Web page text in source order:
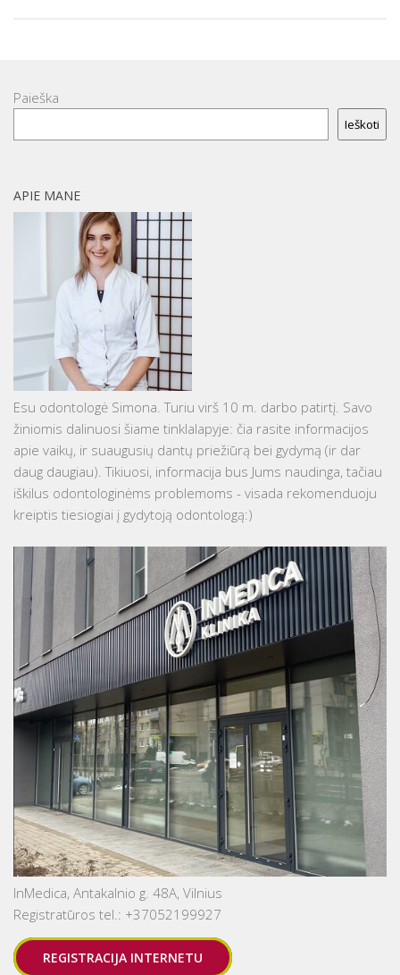
Paieška
Ieškoti
APIE MANE
Esu odontologė Simona. Turiu virš 10 m. darbo patirtį. Savo
žiniomis dalinuosi šiame tinklalapyje: čia rasite informacijos
apie vaikų, ir suaugusių dantų priežiūrą bei gydymą (ir dar
daug daugiau). Tikiuosi, informacija bus Jums naudinga, tačiau
iškilus odontologinėms problemoms - visada rekomenduoju
kreiptis tiesiogiai į gydytoją odontologą:)
InMedica, Antakalnio g. 48A, Vilnius
Registratūros tel.: +37052199927
REGISTRACIJA INTERNETU